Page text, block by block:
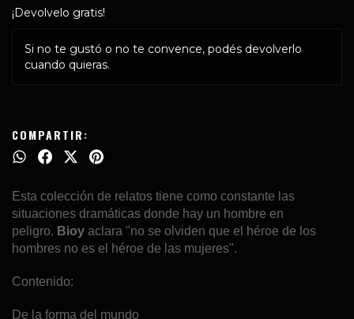
¡Devolvelo gratis!
Si no te gustó o no te convence, podés devolverlo
cuando quieras.
COMPARTIR:
Esta colección de relatos tiene como constante las
situaciones dramáticas donde hay un hombre en
peligro. Bioy aclara "no se olviden que el héroe de los
hombres no es el héroe de las mujeres".
Contenido:
De la forma del mundo